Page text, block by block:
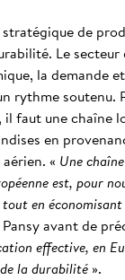
de
Le
la demande
rythme soutenu.
il faut une chaîne
en
« Une chaîne
est, pour
en économisant
avant de
effective, en
la durabilité ».